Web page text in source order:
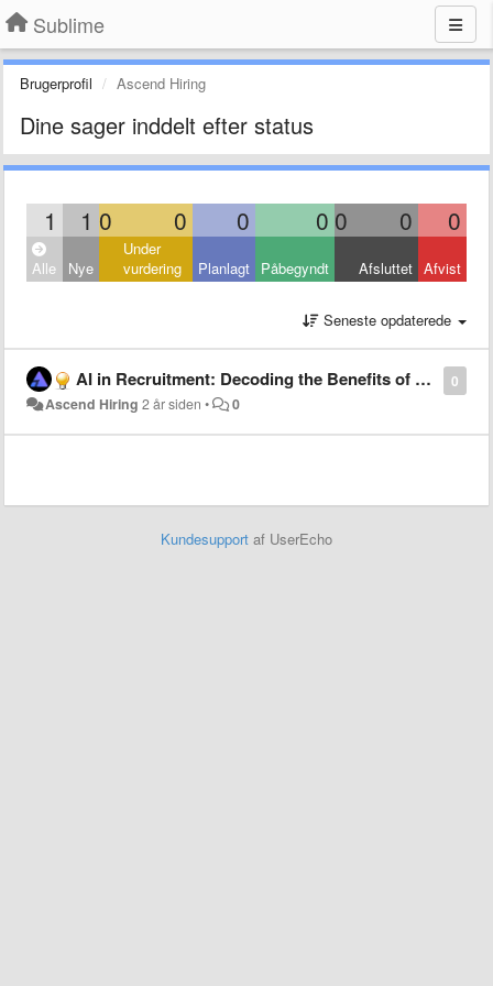
Sublime
Brugerprofil Ascend Hiring
Dine sager inddelt efter status
1 1 0 0 0 0 0 0 0
Alle Nye
Under
vurdering
Planlagt Påbegyndt Afsluttet Afvist
Seneste opdaterede
0
AI in Recruitment: Decoding the Benefits of Artificial Intelligence in Hiring Top Talent
Ascend Hiring 2 år siden • 0
Kundesupport af UserEcho